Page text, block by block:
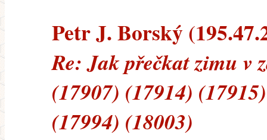
Petr J. Borský
Re: Jak přečkat zimu v
(17907) (17914)
(17994) (18003)